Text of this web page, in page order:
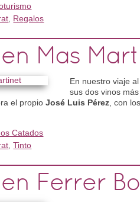
Regalos
Mas
En nuestro viaje
sus dos vinos
el propioJosé Luis Pérez , con
Catados
,Tinto
Ferrer